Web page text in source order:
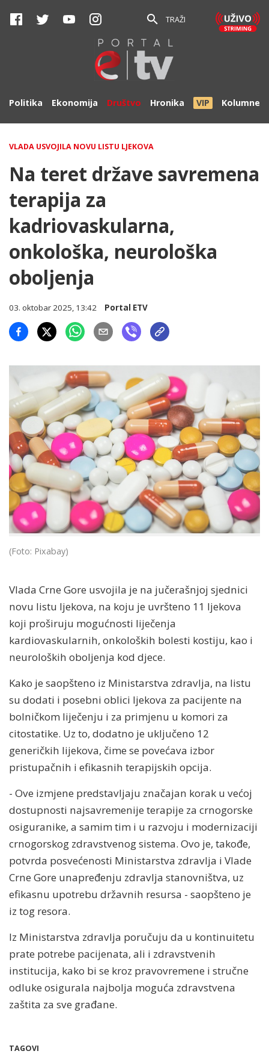
TRAŽI
Politika Ekonomija Društvo Hronika VIP Kolumne
VLADA USVOJILA NOVU LISTU LJEKOVA
Na teret države savremena
terapija za
kadriovaskularna,
onkološka, neurološka
oboljenja
03. oktobar 2025, 13:42 Portal ETV
(Foto: Pixabay)
Vlada Crne Gore usvojila je na jučerašnjoj sjednici
novu listu ljekova, na koju je uvršteno 11 ljekova
koji proširuju mogućnosti liječenja
kardiovaskularnih, onkoloških bolesti kostiju, kao i
neuroloških oboljenja kod djece.
Kako je saopšteno iz Ministarstva zdravlja, na listu
su dodati i posebni oblici ljekova za pacijente na
bolničkom liječenju i za primjenu u komori za
citostatike. Uz to, dodatno je uključeno 12
generičkih lijekova, čime se povećava izbor
pristupačnih i efikasnih terapijskih opcija.
- Ove izmjene predstavljaju značajan korak u većoj
dostupnosti najsavremenije terapije za crnogorske
osiguranike, a samim tim i u razvoju i modernizaciji
crnogorskog zdravstvenog sistema. Ovo je, takođe,
potvrda posvećenosti Ministarstva zdravlja i Vlade
Crne Gore unapređenju zdravlja stanovništva, uz
efikasnu upotrebu državnih resursa - saopšteno je
iz tog resora.
Iz Ministarstva zdravlja poručuju da u kontinuitetu
prate potrebe pacijenata, ali i zdravstvenih
institucija, kako bi se kroz pravovremene i stručne
odluke osigurala najbolja moguća zdravstvena
zaštita za sve građane.
TAGOVI